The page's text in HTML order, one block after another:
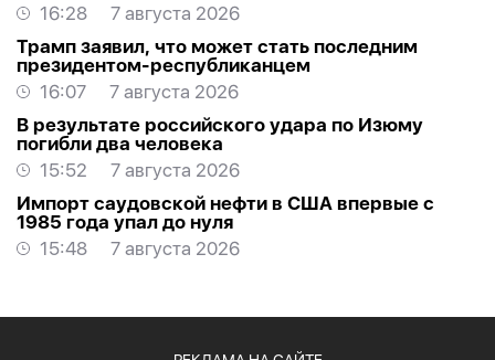
16:28
7 августа 2026
Трамп заявил, что может стать последним
президентом-республиканцем
16:07
7 августа 2026
В результате российского удара по Изюму
погибли два человека
15:52
7 августа 2026
Импорт саудовской нефти в США впервые с
1985 года упал до нуля
15:48
7 августа 2026